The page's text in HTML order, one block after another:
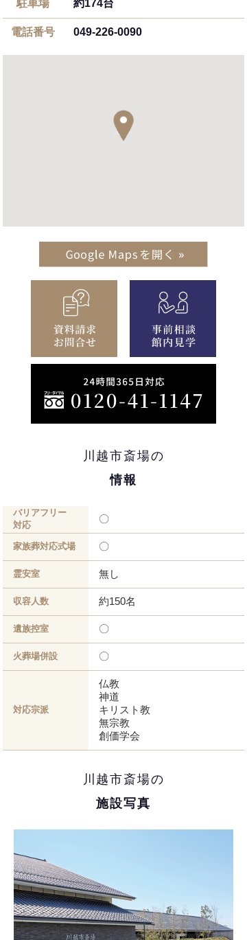
駐車場 約174台
電話番号 049-226-0090
川越市斎場の
情報
バリアフリー
対応
〇
家族葬対応式場 〇
霊安室 無し
収容人数 約150名
遺族控室 〇
火葬場併設 〇
対応宗派
仏教
神道
キリスト教
無宗教
創価学会
川越市斎場の
施設写真